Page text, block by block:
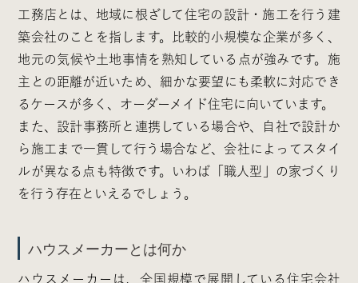
工務店とは、地域に根ざして住宅の設計・施工を行う建
築会社のことを指します。比較的小規模な企業が多く、
地元の気候や土地事情を熟知している点が強みです。施
主との距離が近いため、細かな要望にも柔軟に対応でき
るケースが多く、オーダーメイド住宅に向いています。
また、設計事務所と連携している場合や、自社で設計か
ら施工まで一貫して行う場合など、会社によってスタイ
ルが異なる点も特徴です。いわば「職人型」の家づくり
を行う存在といえるでしょう。
ハウスメーカーとは何か
ハウスメーカーは、全国規模で展開している住宅会社